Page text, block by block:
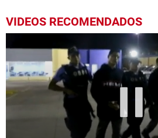
VIDEOS RECOMENDADOS